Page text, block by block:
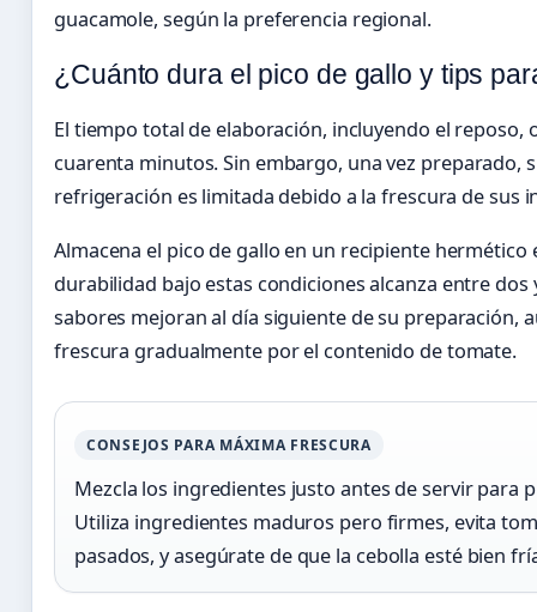
guacamole, según la preferencia regional.
¿Cuánto dura el pico de gallo y tips
El tiempo total de elaboración, incluyendo el reposo,
cuarenta minutos. Sin embargo, una vez preparado,
refrigeración es limitada debido a la frescura de sus
Almacena el pico de gallo en un recipiente hermético
durabilidad bajo estas condiciones alcanza entre dos
sabores mejoran al día siguiente de su preparación,
frescura gradualmente por el contenido de tomate.
CONSEJOS PARA MÁXIMA FRESCURA
Mezcla los ingredientes justo antes de servir para
Utiliza ingredientes maduros pero firmes, evita
pasados, y asegúrate de que la cebolla esté bien